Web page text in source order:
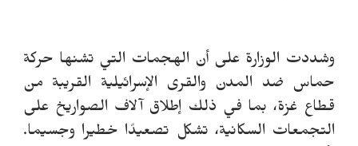
وشددت الوزارة على أن الهجمات التي تشنها حركة
حماس ضد المدن والقرى الإسرائيلية القريبة من
قطاع غزة، بما في ذلك إطلاق آلاف الصواريخ على
التجمعات السكانية، تشكل تصعيدًا خطيرا وجسيما.